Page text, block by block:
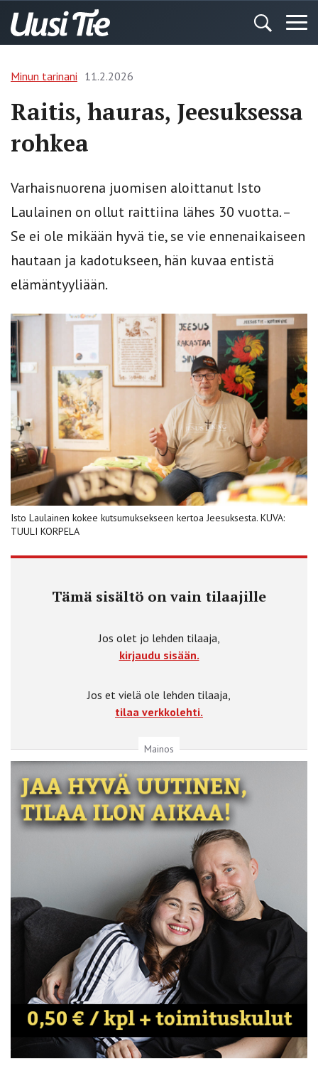
Minun tarinani 11.2.2026
Raitis, hauras, Jeesuksessa
rohkea
Varhaisnuorena juomisen aloittanut Isto
Laulainen on ollut raittiina lähes 30 vuotta. –
Se ei ole mikään hyvä tie, se vie ennenaikaiseen
hautaan ja kadotukseen, hän kuvaa entistä
elämäntyyliään.
Isto Laulainen kokee kutsumuksekseen kertoa Jeesuksesta. KUVA:
TUULI KORPELA
Tämä sisältö on vain tilaajille
Jos olet jo lehden tilaaja,
kirjaudu sisään.
Jos et vielä ole lehden tilaaja,
tilaa verkkolehti.
Mainos